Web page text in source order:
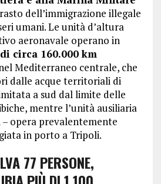
dell’immigrazione illegale
umani. Le unità d’altura
aeronavale operano in
circa 160.000 km
Mediterraneo centrale, che
dalle acque territoriali di
a sud dal limite delle
mentre l’unità ausiliaria
opera prevalentemente
in porto a Tripoli.
77 PERSONE,